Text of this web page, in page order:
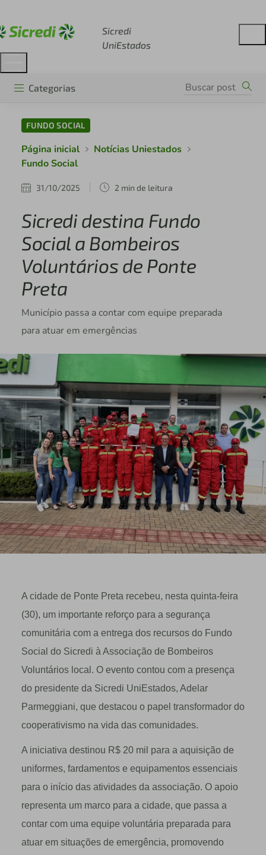
Sicredi
UniEstados
Categorias
FUNDO SOCIAL
Página inicial
Notícias Uniestados
Fundo Social
31/10/2025 2 min de leitura
Sicredi destina Fundo
Social a Bombeiros
Voluntários de Ponte
Preta
Município passa a contar com equipe preparada
para atuar em emergências
A cidade de Ponte Preta recebeu, nesta quinta-feira
(30), um importante reforço para a segurança
comunitária com a entrega dos recursos do Fundo
Social do Sicredi à Associação de Bombeiros
Voluntários local. O evento contou com a presença
do presidente da Sicredi UniEstados, Adelar
Parmeggiani, que destacou o papel transformador do
cooperativismo na vida das comunidades.
A iniciativa destinou R$ 20 mil para a aquisição de
uniformes, fardamentos e equipamentos essenciais
para o início das atividades da associação. O apoio
representa um marco para a cidade, que passa a
contar com uma equipe voluntária preparada para
atuar em situações de emergência, promovendo